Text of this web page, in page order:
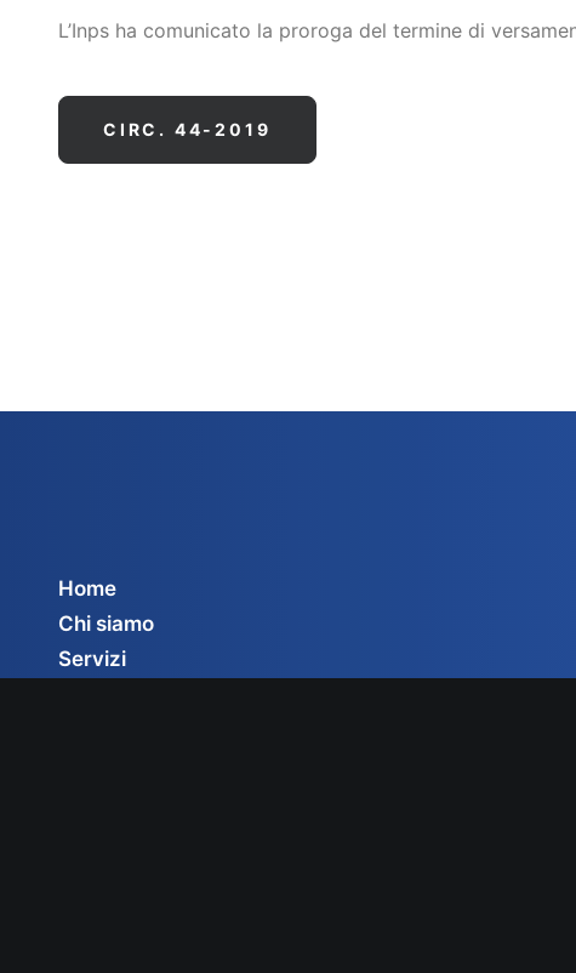
L’Inps ha comunicato la proroga del termine di
CIRC. 44-2019
Home
Chi siamo
Servizi